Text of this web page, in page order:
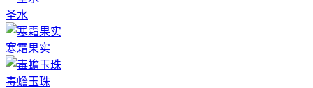
圣水
寒霜果实
毒蟾玉珠